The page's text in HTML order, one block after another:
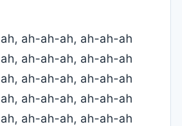
ah-ah-ah, ah-ah-ah
ah-ah-ah, ah-ah-ah
ah-ah-ah, ah-ah-ah
ah-ah-ah, ah-ah-ah
ah-ah-ah, ah-ah-ah